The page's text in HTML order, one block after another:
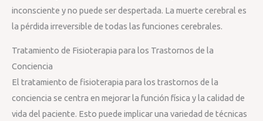
inconsciente y no puede ser despertada. La muerte cerebral es
la pérdida irreversible de todas las funciones cerebrales.
Tratamiento de Fisioterapia para los Trastornos de la
Conciencia
El tratamiento de fisioterapia para los trastornos de la
conciencia se centra en mejorar la función física y la calidad de
vida del paciente. Esto puede implicar una variedad de técnicas